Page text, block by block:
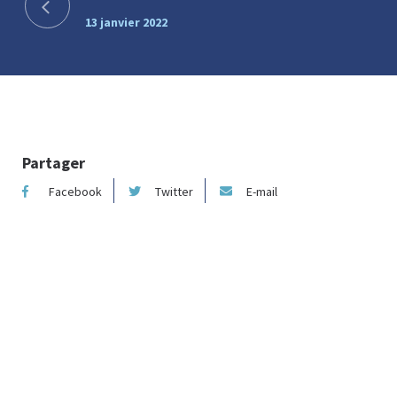
13 janvier 2022
Partager
Facebook Twitter E-mail